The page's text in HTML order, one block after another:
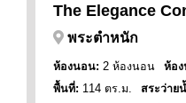
The Elegance
พระตำหนัก
ห้องนอน: 2 ห้องนอน ห้อง
พื้นที่: 114 ตร.ม. สระว่าย